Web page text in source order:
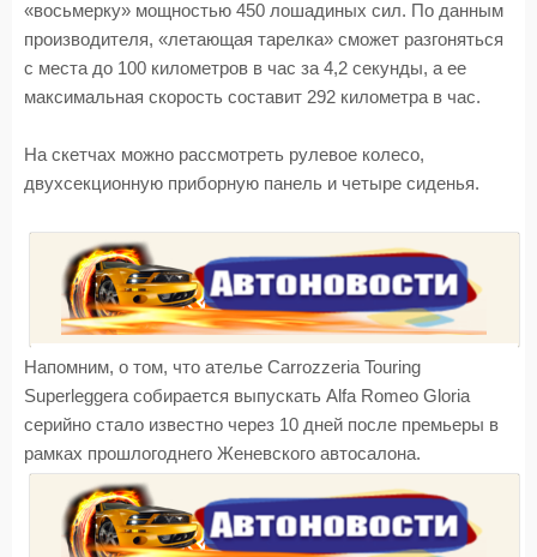
«восьмерку» мощностью 450 лошадиных сил. По данным
производителя, «летающая тарелка» сможет разгоняться
с места до 100 километров в час за 4,2 секунды, а ее
максимальная скорость составит 292 километра в час.
На скетчах можно рассмотреть рулевое колесо,
двухсекционную приборную панель и четыре сиденья.
Напомним, о том, что ателье Carrozzeria Touring
Superleggera собирается выпускать Alfa Romeo Gloria
серийно стало известно через 10 дней после премьеры в
рамках прошлогоднего Женевского автосалона.